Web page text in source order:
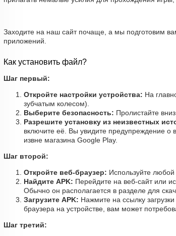
Заходите на наш сайт почаще, а мы подготовим
приложений.
Как установить файл?
Шаг первый:
Откройте настройки устройства: На
зубчатым колесом).
Выберите безопасность: Пролистайте
Разрешите установку из неизвестных
включите её. Вы увидите предупреждение о
извне магазина Google Play.
Шаг второй:
Откройте веб-браузер: Используйте любой
Найдите APK: Перейдите на веб-сайт или
Обычно он располагается в разделе для
Загрузите APK: Нажмите на ссылку
браузера на устройстве, вам может
Шаг третий: